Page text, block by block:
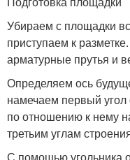
Убираем с площадки
приступаем к
арматурные прутья и
Определяем ось
намечаем первый
по отношению к нему
третьим углам